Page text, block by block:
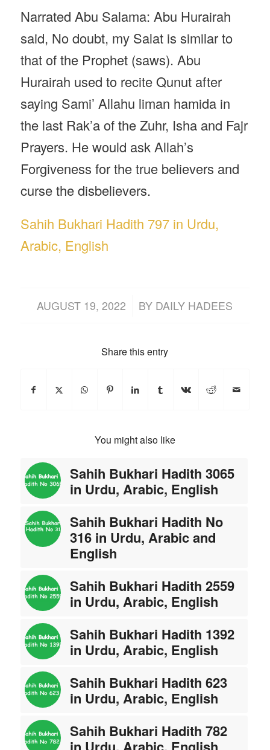
Narrated Abu Salama: Abu Hurairah
said, No doubt, my Salat is similar to
that of the Prophet (saws). Abu
Hurairah used to recite Qunut after
saying Sami’ Allahu liman hamida in
the last Rak’a of the Zuhr, Isha and Fajr
Prayers. He would ask Allah’s
Forgiveness for the true believers and
curse the disbelievers.
Sahih Bukhari Hadith 797 in Urdu,
Arabic, English
AUGUST 19, 2022
/ BY DAILY HADEES
Share this entry
You might also like
Sahih Bukhari Hadith 3065
in Urdu, Arabic, English
Sahih Bukhari Hadith No
316 in Urdu, Arabic and
English
Sahih Bukhari Hadith 2559
in Urdu, Arabic, English
Sahih Bukhari Hadith 1392
in Urdu, Arabic, English
Sahih Bukhari Hadith 623
in Urdu, Arabic, English
Sahih Bukhari Hadith 782